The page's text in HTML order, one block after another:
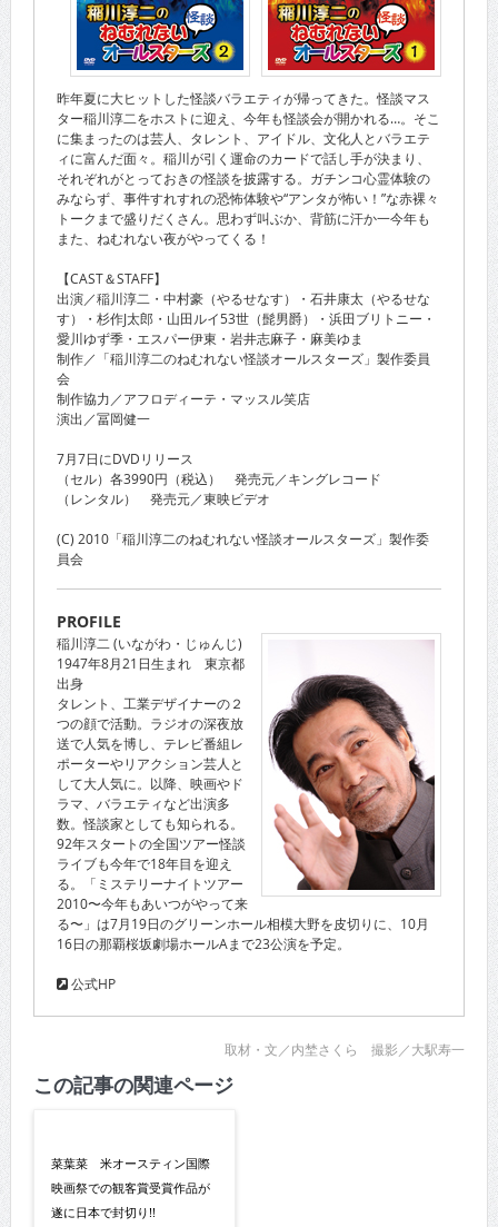
昨年夏に大ヒットした怪談バラエティが帰ってきた。怪談マス
ター稲川淳二をホストに迎え、今年も怪談会が開かれる…。そこ
に集まったのは芸人、タレント、アイドル、文化人とバラエテ
ィに富んだ面々。稲川が引く運命のカードで話し手が決まり、
それぞれがとっておきの怪談を披露する。ガチンコ心霊体験の
みならず、事件すれすれの恐怖体験や“アンタが怖い！”な赤裸々
トークまで盛りだくさん。思わず叫ぶか、背筋に汗か一今年も
また、ねむれない夜がやってくる！
【CAST＆STAFF】
出演／稲川淳二・中村豪（やるせなす）・石井康太（やるせな
す）・杉作J太郎・山田ルイ53世（髭男爵）・浜田ブリトニー・
愛川ゆず季・エスパー伊東・岩井志麻子・麻美ゆま
制作／「稲川淳二のねむれない怪談オールスターズ」製作委員
会
制作協力／アフロディーテ・マッスル笑店
演出／冨岡健一
7月7日にDVDリリース
（セル）各3990円（税込） 発売元／キングレコード
（レンタル） 発売元／東映ビデオ
(C) 2010「稲川淳二のねむれない怪談オールスターズ」製作委
員会
PROFILE
稲川淳二 (いながわ・じゅんじ)
1947年8月21日生まれ 東京都
出身
タレント、工業デザイナーの２
つの顔で活動。ラジオの深夜放
送で人気を博し、テレビ番組レ
ポーターやリアクション芸人と
して大人気に。以降、映画やド
ラマ、バラエティなど出演多
数。怪談家としても知られる。
92年スタートの全国ツアー怪談
ライブも今年で18年目を迎え
る。「ミステリーナイトツアー
2010〜今年もあいつがやって来
る〜」は7月19日のグリーンホール相模大野を皮切りに、10月
16日の那覇桜坂劇場ホールAまで23公演を予定。
公式HP
取材・文／内埜さくら 撮影／大駅寿一
この記事の関連ページ
菜葉菜 米オースティン国際
映画祭での観客賞受賞作品が
遂に日本で封切り!!